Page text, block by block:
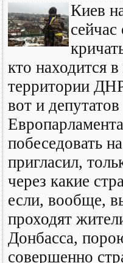
Киев
сейчас
кто находится
территории
вот и депутатов
Европарламента
побеседовать
пригласил,
через какие
если, вообще,
проходят
Донбасса,
совершенно